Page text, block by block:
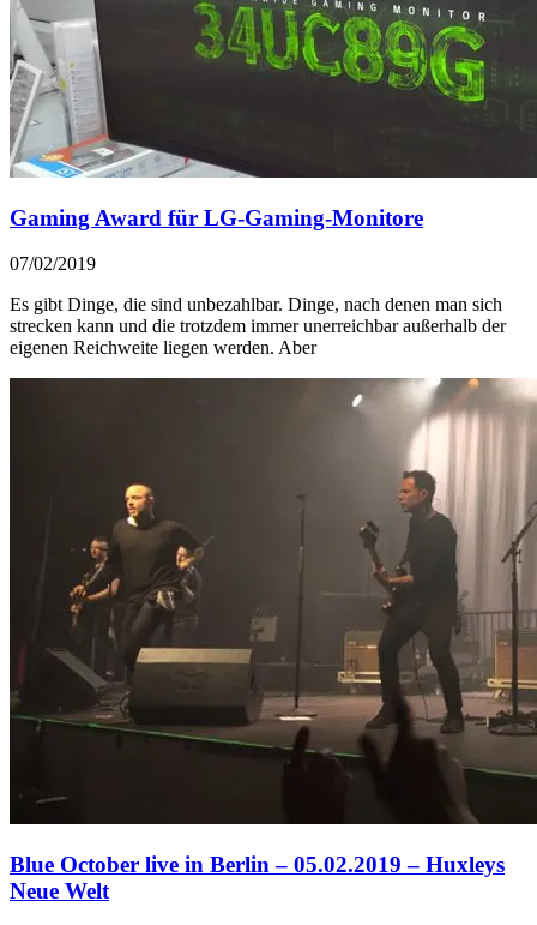
Gaming Award für LG-Gaming-Monitore
07/02/2019
Es gibt Dinge, die sind unbezahlbar. Dinge, nach denen man sich
strecken kann und die trotzdem immer unerreichbar außerhalb der
eigenen Reichweite liegen werden. Aber
Blue October live in Berlin – 05.02.2019 – Huxleys
Neue Welt